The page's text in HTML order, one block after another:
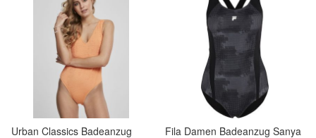
Urban Classics Badeanzug
Fila Damen Badeanzug Sanya